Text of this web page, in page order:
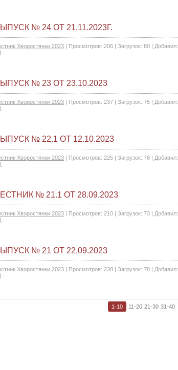
№ 24 ОТ 21.11.2023Г.
Хворостянки 2023 | Просмотров: 206 | Загрузок: 80 | Добавил:
№ 23 ОТ 23.10.2023
Хворостянки 2023 | Просмотров: 237 | Загрузок: 75 | Добавил:
№ 22.1 ОТ 12.10.2023
Хворостянки 2023 | Просмотров: 225 | Загрузок: 78 | Добавил:
№ 21.1 ОТ 28.09.2023
Хворостянки 2023 | Просмотров: 210 | Загрузок: 73 | Добавил:
№ 21 ОТ 22.09.2023
Хворостянки 2023 | Просмотров: 238 | Загрузок: 78 | Добавил:
1-10 11-20 21-30 31-40